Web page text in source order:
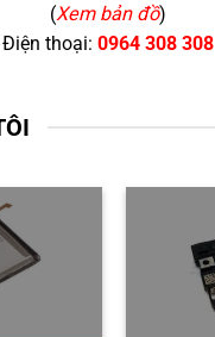
(Xem bản đồ)
Điện thoại: 0964 308 308